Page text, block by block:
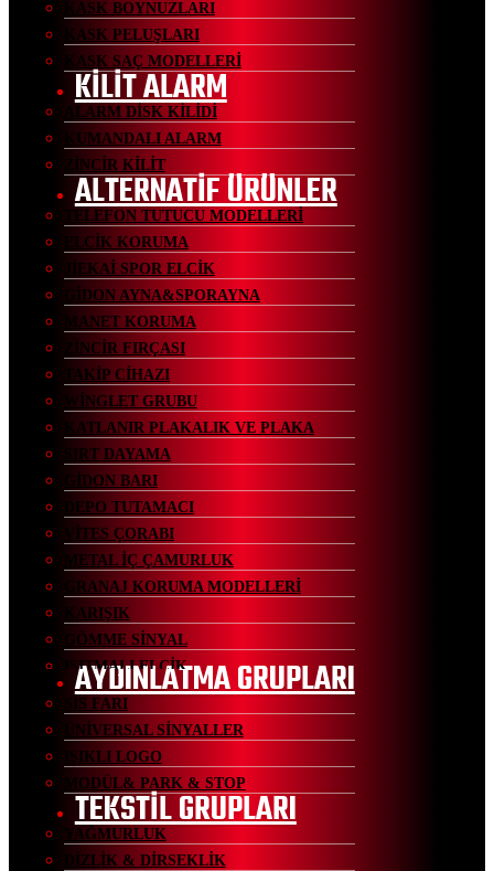
KASK BOYNUZLARI
KASK PELUŞLARI
KASK SAÇ MODELLERİ
KİLİT ALARM
ALARM DİSK KİLİDİ
KUMANDALI ALARM
ZİNCİR KİLİT
ALTERNATİF ÜRÜNLER
TELEFON TUTUCU MODELLERİ
ELCİK KORUMA
JİEKAİ SPOR ELCİK
GİDON AYNA&SPORAYNA
MANET KORUMA
ZİNCİR FIRÇASI
TAKİP CİHAZI
WİNGLET GRUBU
KATLANIR PLAKALIK VE PLAKA
SIRT DAYAMA
GİDON BARI
DEPO TUTAMACI
VİTES ÇORABI
METAL İÇ ÇAMURLUK
GRANAJ KORUMA MODELLERİ
KARIŞIK
GÖMME SİNYAL
ISITMALI ELCİK
AYDINLATMA GRUPLARI
SİS FARI
ÜNİVERSAL SİNYALLER
IŞIKLI LOGO
MODÜL& PARK & STOP
TEKSTİL GRUPLARI
YAĞMURLUK
DİZLİK & DİRSEKLİK